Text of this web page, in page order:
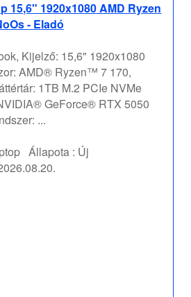
15,6" 1920x1080 AMD Ryzen
- Eladó
Kijelző: 15,6" 1920x1080
AMD® Ryzen™ 7 170,
1TB M.2 PCIe NVMe
GeForce® RTX 5050
...
Állapota : Új